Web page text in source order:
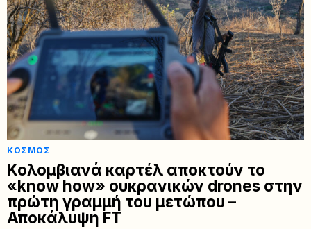
ΚΌΣΜΟΣ
Κολομβιανά καρτέλ αποκτούν το
«know how» ουκρανικών drones στην
πρώτη γραμμή του μετώπου –
Αποκάλυψη FT